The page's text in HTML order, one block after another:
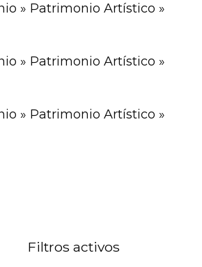
» Patrimonio Artístico »
» Patrimonio Artístico »
» Patrimonio Artístico »
Filtros activos